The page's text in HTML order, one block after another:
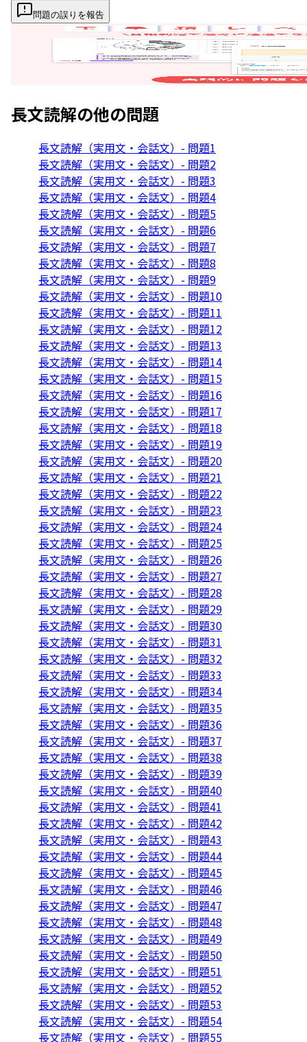
問題の誤りを報告
長文読解の他の問題
長文読解（実用文・会話文）- 問題1
長文読解（実用文・会話文）- 問題2
長文読解（実用文・会話文）- 問題3
長文読解（実用文・会話文）- 問題4
長文読解（実用文・会話文）- 問題5
長文読解（実用文・会話文）- 問題6
長文読解（実用文・会話文）- 問題7
長文読解（実用文・会話文）- 問題8
長文読解（実用文・会話文）- 問題9
長文読解（実用文・会話文）- 問題10
長文読解（実用文・会話文）- 問題11
長文読解（実用文・会話文）- 問題12
長文読解（実用文・会話文）- 問題13
長文読解（実用文・会話文）- 問題14
長文読解（実用文・会話文）- 問題15
長文読解（実用文・会話文）- 問題16
長文読解（実用文・会話文）- 問題17
長文読解（実用文・会話文）- 問題18
長文読解（実用文・会話文）- 問題19
長文読解（実用文・会話文）- 問題20
長文読解（実用文・会話文）- 問題21
長文読解（実用文・会話文）- 問題22
長文読解（実用文・会話文）- 問題23
長文読解（実用文・会話文）- 問題24
長文読解（実用文・会話文）- 問題25
長文読解（実用文・会話文）- 問題26
長文読解（実用文・会話文）- 問題27
長文読解（実用文・会話文）- 問題28
長文読解（実用文・会話文）- 問題29
長文読解（実用文・会話文）- 問題30
長文読解（実用文・会話文）- 問題31
長文読解（実用文・会話文）- 問題32
長文読解（実用文・会話文）- 問題33
長文読解（実用文・会話文）- 問題34
長文読解（実用文・会話文）- 問題35
長文読解（実用文・会話文）- 問題36
長文読解（実用文・会話文）- 問題37
長文読解（実用文・会話文）- 問題38
長文読解（実用文・会話文）- 問題39
長文読解（実用文・会話文）- 問題40
長文読解（実用文・会話文）- 問題41
長文読解（実用文・会話文）- 問題42
長文読解（実用文・会話文）- 問題43
長文読解（実用文・会話文）- 問題44
長文読解（実用文・会話文）- 問題45
長文読解（実用文・会話文）- 問題46
長文読解（実用文・会話文）- 問題47
長文読解（実用文・会話文）- 問題48
長文読解（実用文・会話文）- 問題49
長文読解（実用文・会話文）- 問題50
長文読解（実用文・会話文）- 問題51
長文読解（実用文・会話文）- 問題52
長文読解（実用文・会話文）- 問題53
長文読解（実用文・会話文）- 問題54
長文読解（実用文・会話文）- 問題55